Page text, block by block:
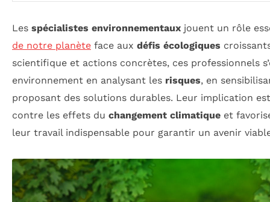
Les spécialistes environnementaux jouent un rôle
de notre planète face aux défis écologiques
scientifique et actions concrètes, ces professionnels
environnement en analysant les risques, en
proposant des solutions durables. Leur implication
contre les effets du changement climatique et
leur travail indispensable pour garantir un avenir